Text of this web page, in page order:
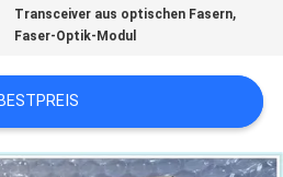
Transceiver aus optischen Fasern,
Faser-Optik-Modul
BESTPREIS